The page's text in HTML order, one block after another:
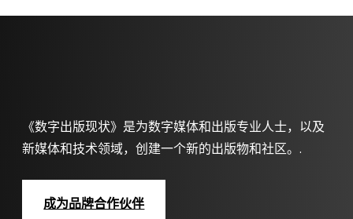
《数字出版现状》是为数字媒体和出版专业人士，以及
新媒体和技术领域，创建一个新的出版物和社区。.
成为品牌合作伙伴